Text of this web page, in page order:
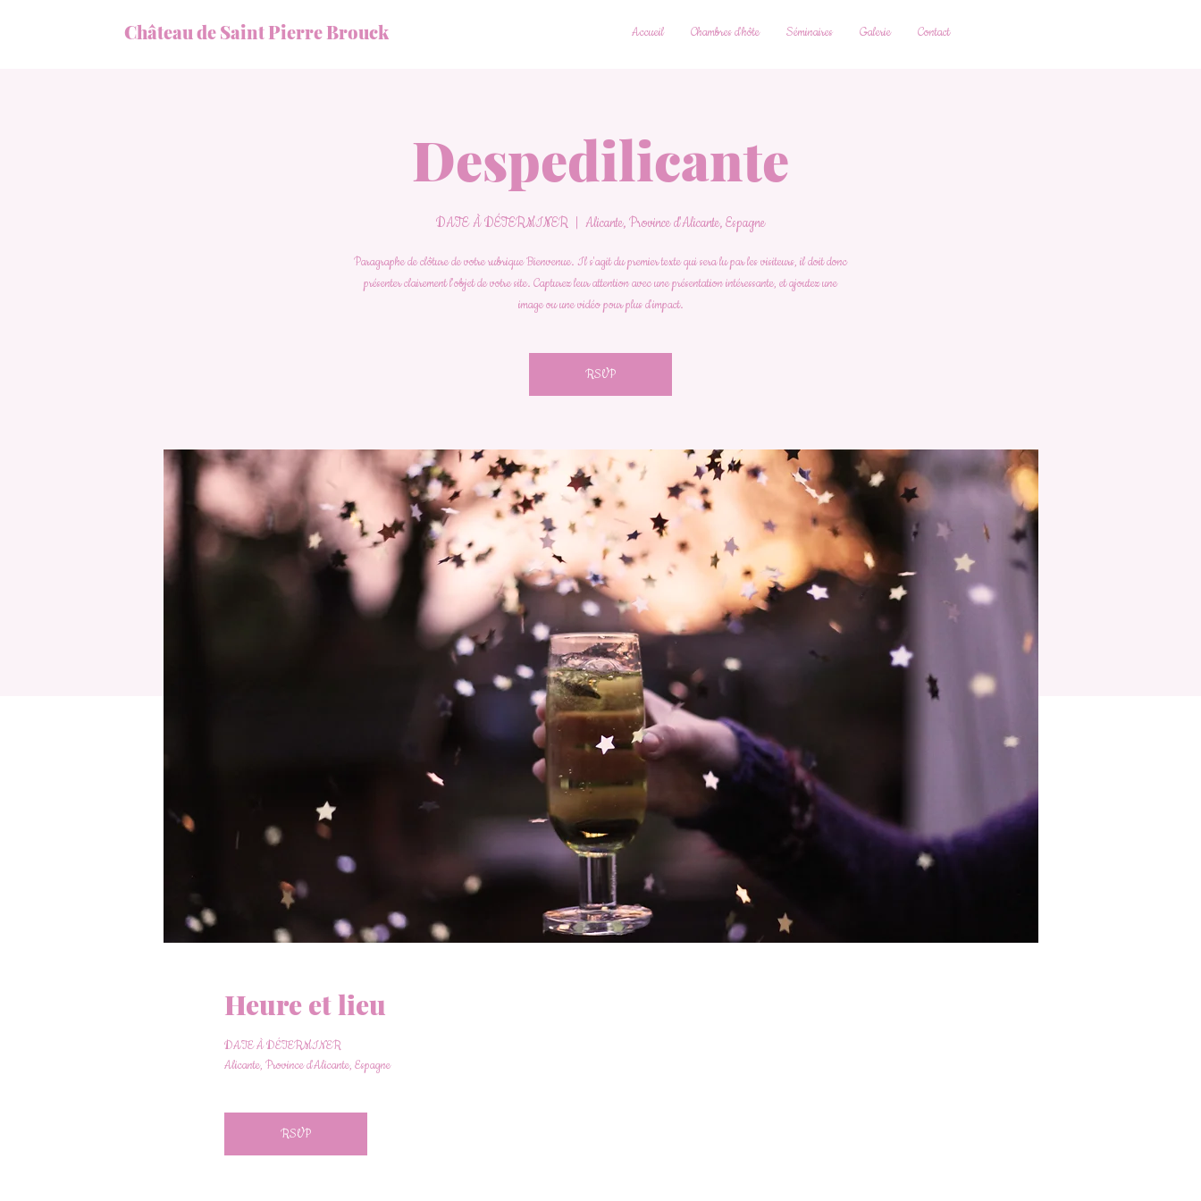
Château de Saint Pierre Brouck Accueil Chambres d'hôte Séminaires Galerie Contact
Despedilicante
DATE À DÉTERMINER Alicante, Province d'Alicante, Espagne
Paragraphe de clôture de votre rubrique Bienvenue. Il s'agit du premier texte qui sera lu par les visiteurs, il doit donc
présenter clairement l'objet de votre site. Capturez leur attention avec une présentation intéressante, et ajoutez une
image ou une vidéo pour plus d'impact.
RSVP
Heure et lieu
DATE À DÉTERMINER
Alicante, Province d'Alicante, Espagne
RSVP